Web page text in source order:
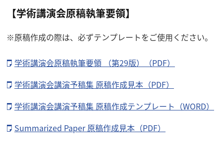
【学術講演会原稿執筆要領】
※原稿作成の際は、必ずテンプレートをご使用ください。
学術講演会原稿執筆要領 （第29版）（PDF）
学術講演会講演予稿集 原稿作成見本（PDF）
学術講演会講演予稿集 原稿作成テンプレート（WORD）
Summarized Paper 原稿作成見本（PDF）